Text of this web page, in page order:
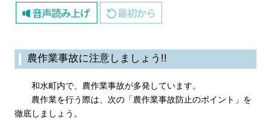
農作業事故に注意しましょう!!
和水町内で、農作業事故が多発しています。
農作業を行う際は、次の「農作業事故防止のポイント」を
徹底しましょう。